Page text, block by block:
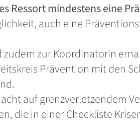
Ressort mindestens eine
auch eine
zur Koordinatorin
Prävention mit den
auf grenzverletzendem
die in einer Checkliste